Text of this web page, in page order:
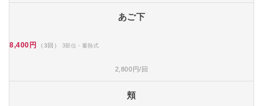
あご下
8,400円 （3回） 3部位・蓄熱式
2,800円/回
頬